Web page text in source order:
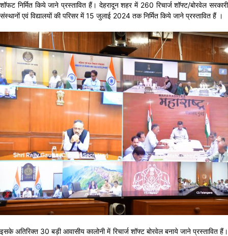
शॉफट निर्मित किये जाने प्रस्तावित हैं। देहरादून शहर में 260 रिचार्ज शॉफ्ट/बोरवेल सरकारी
संस्थानों एवं विद्यालयों की परिसर में 15 जुलाई 2024 तक निर्मित किये जाने प्रस्तावित हैं ।
इसके अतिरिक्त 30 बड़ी आवासीय कालोनी में रिचार्ज शॉफ्ट बोरवेल बनाये जाने प्रस्तावित हैं।